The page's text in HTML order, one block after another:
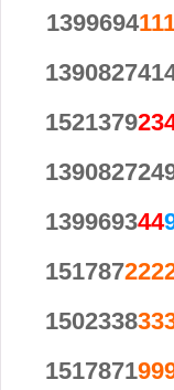
1399694
1521379
139969344
151787
1502338
1517871